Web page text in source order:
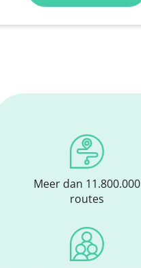
Meer dan 11.800.000
routes